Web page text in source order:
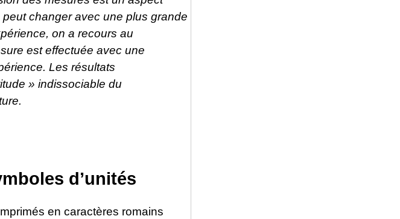
changer avec une plus grande
on a recours au
est effectuée avec une
Les résultats
» indissociable du
d’unités
en caractères romains